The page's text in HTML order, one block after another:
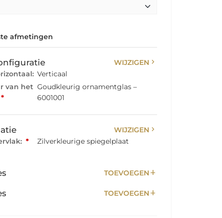
afmetingen
WIJZIGEN chevron_right
Verticaal
van het
*
Goudkleurig ornamentglas –
6001001
WIJZIGEN chevron_right
* Zilverkleurige spiegelplaat
TOEVOEGEN add
TOEVOEGEN add